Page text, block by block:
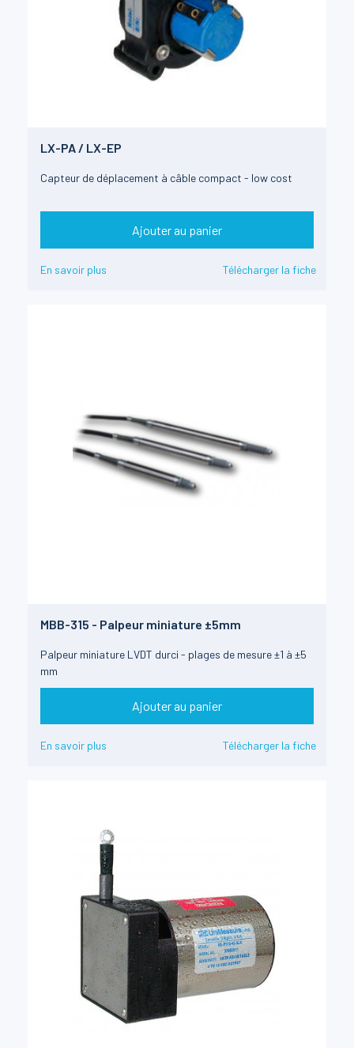
LX-PA / LX-EP
Capteur de déplacement à câble compact - low cost
Ajouter au panier
En savoir plus Télécharger la fiche
MBB-315 - Palpeur miniature ±5mm
Palpeur miniature LVDT durci - plages de mesure ±1 à ±5
mm
Ajouter au panier
En savoir plus Télécharger la fiche